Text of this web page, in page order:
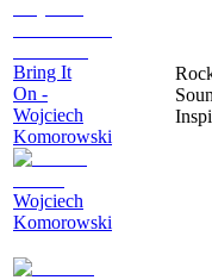
Bring It
On -
Wojciech
Komorowski
Wojciech
Komorowski